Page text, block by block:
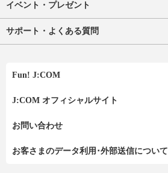
イベント・プレゼント
サポート・よくある質問
Fun! J:COM
J:COM オフィシャルサイト
お問い合わせ
お客さまのデータ利用･外部送信について